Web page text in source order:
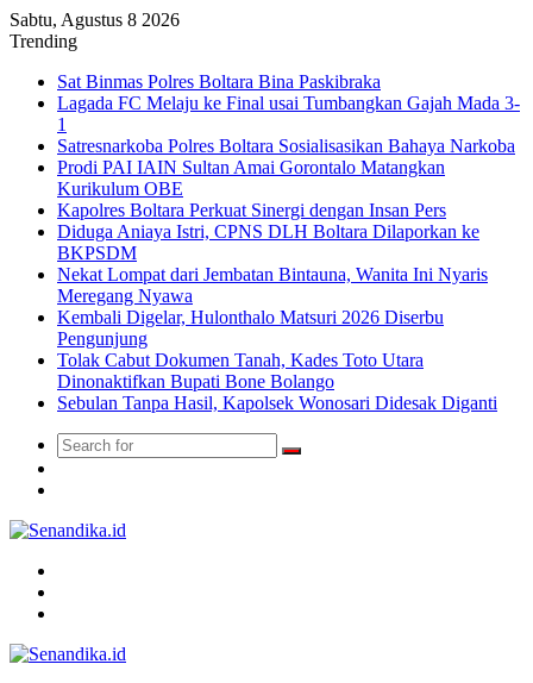
Sabtu, Agustus 8 2026
Trending
Sat Binmas Polres Boltara Bina Paskibraka
Lagada FC Melaju ke Final usai Tumbangkan Gajah Mada 3-
1
Satresnarkoba Polres Boltara Sosialisasikan Bahaya Narkoba
Prodi PAI IAIN Sultan Amai Gorontalo Matangkan
Kurikulum OBE
Kapolres Boltara Perkuat Sinergi dengan Insan Pers
Diduga Aniaya Istri, CPNS DLH Boltara Dilaporkan ke
BKPSDM
Nekat Lompat dari Jembatan Bintauna, Wanita Ini Nyaris
Meregang Nyawa
Kembali Digelar, Hulonthalo Matsuri 2026 Diserbu
Pengunjung
Tolak Cabut Dokumen Tanah, Kades Toto Utara
Dinonaktifkan Bupati Bone Bolango
Sebulan Tanpa Hasil, Kapolsek Wonosari Didesak Diganti
Search